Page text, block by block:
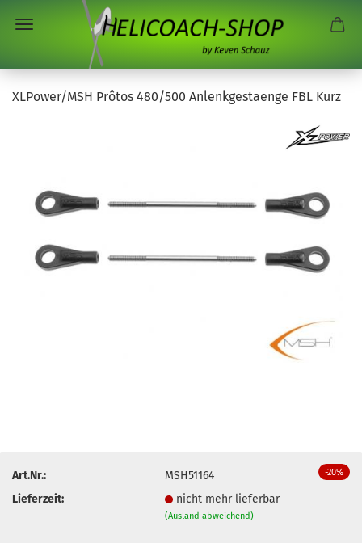
XLPower/MSH Prôtos 480/500 Anlenkgestaenge FBL Kurz
-20%
Art.Nr.:
MSH51164
Lieferzeit:
nicht mehr lieferbar
(Ausland abweichend)